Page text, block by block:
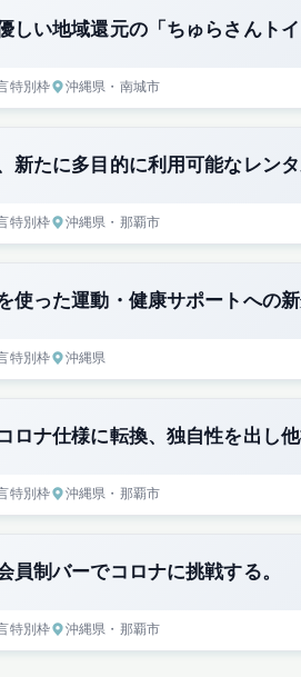
しい地域還元の「ちゅらさんトイ
特別枠 沖縄県 ・南城市
新たに多目的に利用可能なレン
特別枠 沖縄県 ・那覇市
使った運動・健康サポートへの
特別枠 沖縄県
ロナ仕様に転換、独自性を出し
特別枠 沖縄県 ・那覇市
員制バーでコロナに挑戦する。
特別枠 沖縄県 ・那覇市